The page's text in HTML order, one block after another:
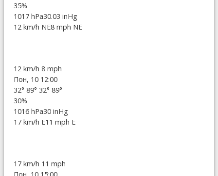
35%
1017 hPa30.03 inHg
12 km/h NE8 mph NE
12 km/h 8 mph
Пон, 10 12:00
32° 89° 32° 89°
30%
1016 hPa30 inHg
17 km/h E11 mph E
17 km/h 11 mph